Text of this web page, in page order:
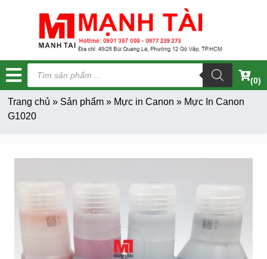
Tìm
kiếm
sản
phẩm
(0)
Trang chủ » Sản phẩm» Mực in Canon » Mực In Canon
G1020